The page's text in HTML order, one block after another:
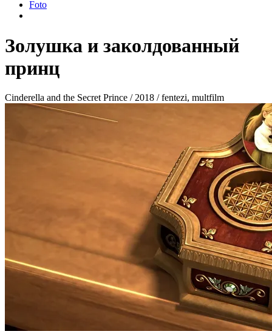
Foto
Золушка и заколдованный
принц
Cinderella and the Secret Prince / 2018 / fentezi, multfilm